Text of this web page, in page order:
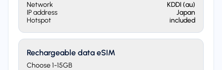
Network
KDDI (au)
IP address
Japan
Hotspot
included
Rechargeable data eSIM
Choose 1-15GB